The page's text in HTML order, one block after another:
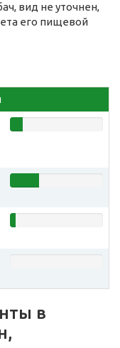
вид не уточнен,
его пищевой
в